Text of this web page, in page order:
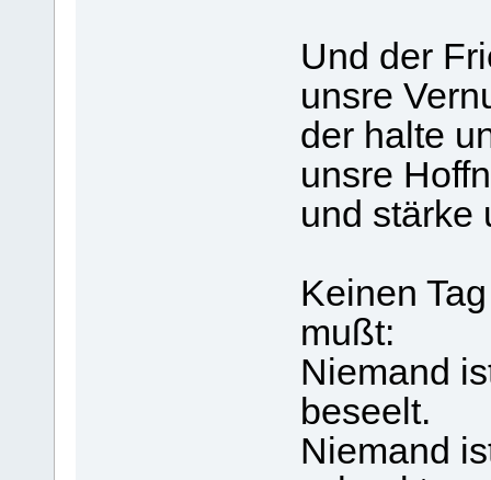
Und der
unsre
der halte
unsre
und stärke
Keinen
mußt:
Niemand
beseelt.
Niemand